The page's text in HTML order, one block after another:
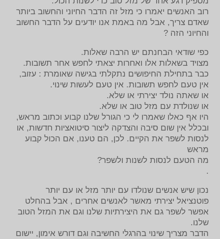
רוב האנשים יאמרו כי מזל זה הדבר החיוני והחשוב ביותר
שאדם צריך, אבל מה באמת אנו יודעים על הדבר החשוב
והחיוני הזה ?
כפי שודאי הבחנתם יש הרבה שאלות.
מצויד בשאלות אלו ואחרות יצאתי לחפש אחר תשובות.
כבר בתחילת החיפושים נתקלתי בגישה שאומרת : עזוב,
אין טעם לחפש תשובות. אין טעם לעשות שינוי.
או שאתה נולד יצירתי או שלא.
או שנולדת עם מזל טוב או שלא.
היו אף כאלו שאמרו לי כי הגורל שלנו קבוע וכתוב מראש,
ובכלל אין שום סיבה והצדקה ליצור סיטואציות חדשות, או
לנסות לשפר את הקיים. לכן, הם טענו, אם הכול קבוע
מראש
מה הטעם לנסות לשנות ולשפר?
.
נכון שיש אנשים שנולדו עם יותר מזל או עם יותר
פוטנציאל יצירתי מאשר לאנשים אחרים , אבל בהחלט
אפשר לשפר גם את היצירתיות שלנו וגם את המזל הטוב
שלנו.
הדבר מצריך שינוי בהרגלי החשיבה וגם דורש אימון, יישום